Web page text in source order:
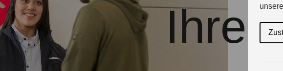
Ihren